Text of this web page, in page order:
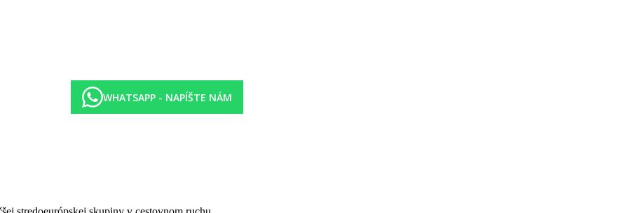
víno
voda a miestne víno
WHATSAPP - NAPÍŠTE NÁM